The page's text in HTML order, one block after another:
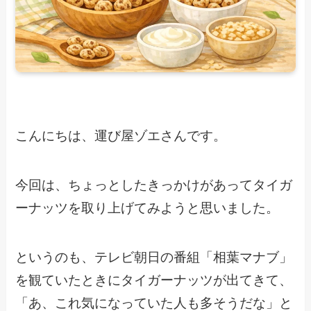
こんにちは、運び屋ゾエさんです。
今回は、ちょっとしたきっかけがあってタイガ
ーナッツを取り上げてみようと思いました。
というのも、テレビ朝日の番組「相葉マナブ」
を観ていたときにタイガーナッツが出てきて、
「あ、これ気になっていた人も多そうだな」と